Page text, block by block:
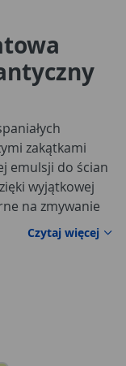
zakątkami
emulsji do ścian
wyjątkowej
na zmywanie
ścian. Dulux
W tym roku
znajduje się
jak Okruch
Grafitowy
Czytaj więcej